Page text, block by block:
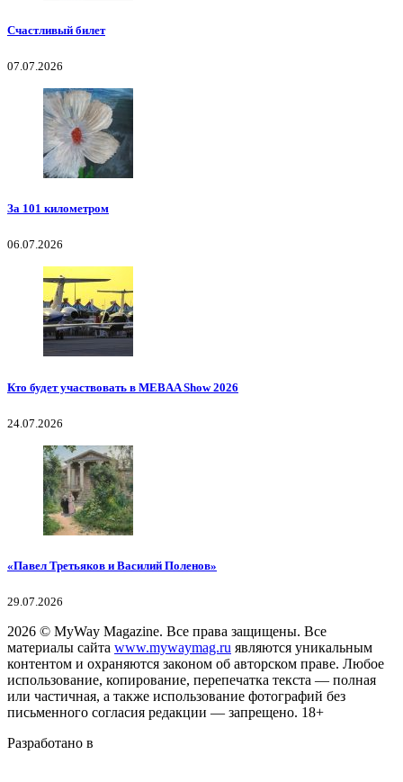
Счастливый билет
07.07.2026
За 101 километром
06.07.2026
Кто будет участвовать в MEBAA Show 2026
24.07.2026
«Павел Третьяков и Василий Поленов»
29.07.2026
2026 © MyWay Magazine. Все права защищены. Все
материалы сайта www.mywaymag.ru являются уникальным
контентом и охраняются законом об авторском праве. Любое
использование, копирование, перепечатка текста — полная
или частичная, а также использование фотографий без
письменного согласия редакции — запрещено. 18+
Разработано в